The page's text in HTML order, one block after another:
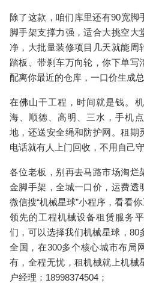
除了这款，咱们库里还有90宽脚
脚手架支撑力强，适合大挑空大
净，大批量装修项目几天就能周
踏板、带刹车万向轮，你下单写
配离你最近的仓库，一口价生成
在佛山干工程，时间就是钱。
海、顺德、高明、三水，手机
地，还送安全绳和防护网。租期
电话就有人上门回收，不用自己守
各位老板，别再去马路市场淘烂
金脚手架 ，全城一口价，运费
微信搜“机械星球”小程序，看看
领先的工程机械设备租赁服务
们，可以选择我们机械星球，80
全国，在300多个核心城市布局
有，全程无忧，租机械就上机械
户经理：18998374504；